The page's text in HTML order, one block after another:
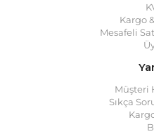
Kargo
Mesafeli
Müşteri
Sıkça